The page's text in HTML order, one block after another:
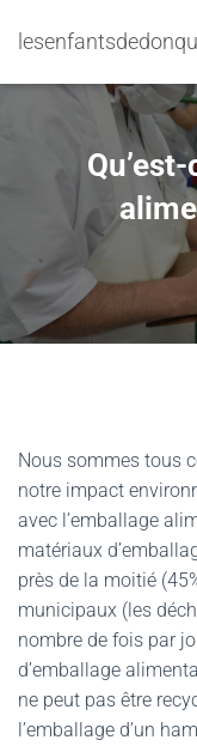
Nous sommes tous
notre impact
avec l’emballage
matériaux
près de la moitié
municipaux (les
nombre de fois par
d’emballage
ne peut pas être
l’emballage d’un